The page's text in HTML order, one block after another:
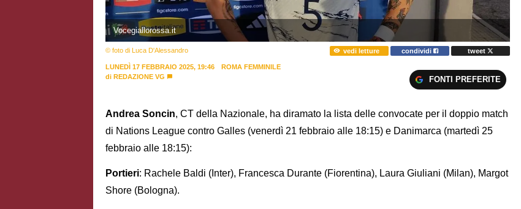
Vocegiallorossa.it
© foto di Luca D'Alessandro vedi letture condividi tweet
LUNEDÌ 17 FEBBRAIO 2025, 19:46
ROMA FEMMINILE
di REDAZIONE VG FONTI PREFERITE
Andrea Soncin, CT della Nazionale, ha diramato la lista delle convocate per il doppio match
di Nations League contro Galles (venerdì 21 febbraio alle 18:15) e Danimarca (martedì 25
febbraio alle 18:15):
Portieri: Rachele Baldi (Inter), Francesca Durante (Fiorentina), Laura Giuliani (Milan), Margot
Shore (Bologna).